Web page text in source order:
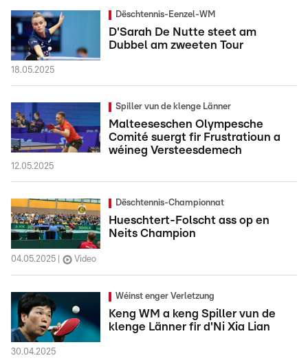
Dëschtennis-Eenzel-WM
D'Sarah De Nutte steet am
Dubbel am zweeten Tour
18.05.2025
Spiller vun de klenge Länner
Malteeseschen Olympesche
Comité suergt fir Frustratioun a
wéineg Versteesdemech
12.05.2025
Dëschtennis-Championnat
Hueschtert-Folscht ass op en
Neits Champion
04.05.2025 Video
Wéinst enger Verletzung
Keng WM a keng Spiller vun de
klenge Länner fir d'Ni Xia Lian
30.04.2025